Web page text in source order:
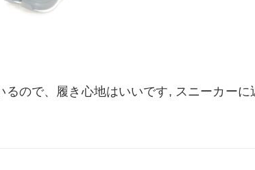
るので、履き心地はいいです, スニーカー